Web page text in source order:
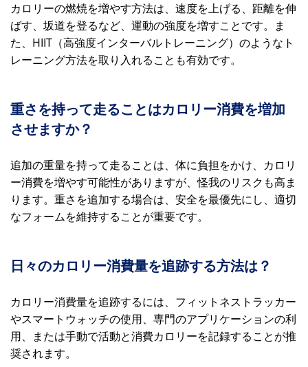
カロリーの燃焼を増やす方法は、速度を上げる、距離を伸
ばす、坂道を登るなど、運動の強度を増すことです。ま
た、HIIT（高強度インターバルトレーニング）のようなト
レーニング方法を取り入れることも有効です。
重さを持って走ることはカロリー消費を増加
させますか？
追加の重量を持って走ることは、体に負担をかけ、カロリ
ー消費を増やす可能性がありますが、怪我のリスクも高ま
ります。重さを追加する場合は、安全を最優先にし、適切
なフォームを維持することが重要です。
日々のカロリー消費量を追跡する方法は？
カロリー消費量を追跡するには、フィットネストラッカー
やスマートウォッチの使用、専門のアプリケーションの利
用、または手動で活動と消費カロリーを記録することが推
奨されます。